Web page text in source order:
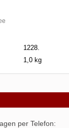
1228.
1,0 kg
per Telefon: